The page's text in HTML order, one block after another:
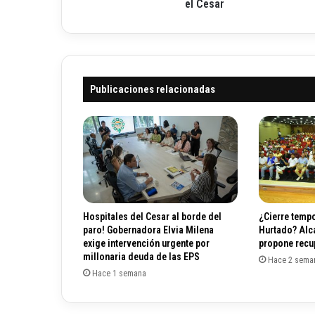
n
o
e
r
i
v
a
s
d
e
c
n
o
t
a
el Cesar
Publicaciones relacionadas
Hospitales del Cesar al borde del
paro! Gobernadora Elvia Milena
exige intervención urgente por
millonaria deuda de las EPS
Hace 1 semana
¿Cierre
Hurtado?
propone
Hace 2